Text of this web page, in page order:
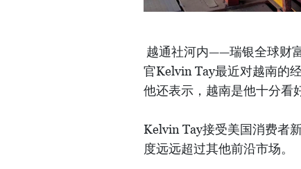
越通社河内——瑞银全球财
官Kelvin Tay最近对越南的
他还表示，越南是他十分看
Kelvin Tay接受美国消费者
度远远超过其他前沿市场。